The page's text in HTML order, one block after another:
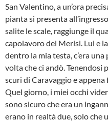
San Valentino, a un’ora
pianta si presenta
salite le scale, raggiunge il
capolavoro del Merisi. Lui e
dentro la mia testa, c’era
volta che ci andò. Tenendosi
scuri di Caravaggio e
Quel giorno, i miei occhi
sono sicuro che era un
erano in realtà due, solo che